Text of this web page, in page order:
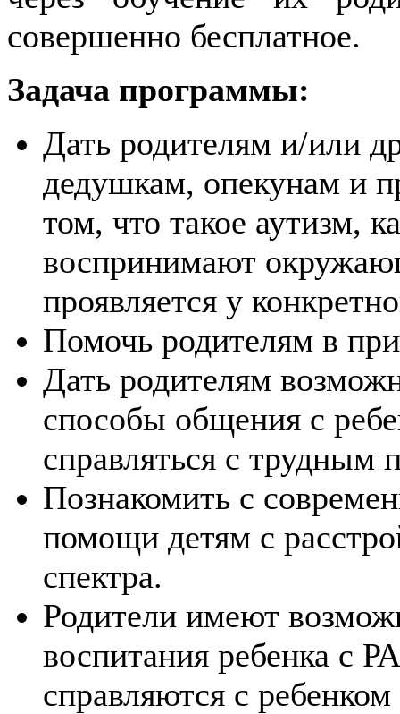
совершенно бесплатное.
Задача программы:
Дать родителям и/или
дедушкам, опекунам и
том, что такое аутизм,
воспринимают
проявляется у
Помочь родителям в
Дать родителям
способы общения с
справляться с трудным
Познакомить с
помощи детям с
спектра.
Родители имеют
воспитания ребенка с
справляются с